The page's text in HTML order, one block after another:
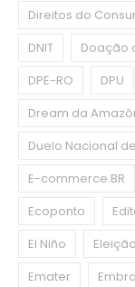
Direitos do
DNIT
Doação
DPE-RO
DPU
Dream da
Duelo Nacional
E-commerce.BR
Ecoponto
El Niño
Eleição
Emater